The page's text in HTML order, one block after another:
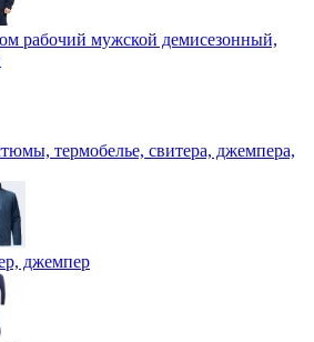
рабочий мужской демисезонный,
термобелье, свитера, джемпера,
джемпер